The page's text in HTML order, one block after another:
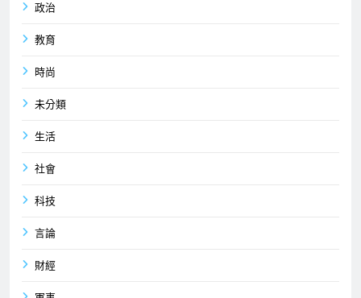
政治
教育
時尚
未分類
生活
社會
科技
言論
財經